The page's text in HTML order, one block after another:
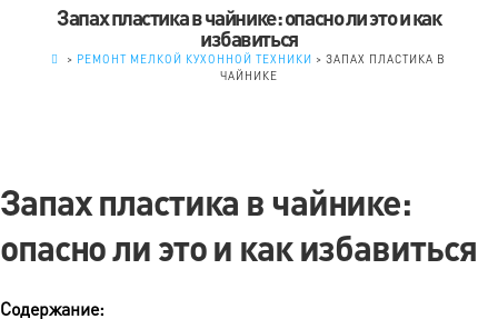
Запах пластика в чайнике: опасно ли это и как
избавиться
> РЕМОНТ МЕЛКОЙ КУХОННОЙ ТЕХНИКИ >ЗАПАХ ПЛАСТИКА В
ЧАЙНИКЕ
Запах пластика в чайнике:
опасно ли это и как избавиться
Содержание: